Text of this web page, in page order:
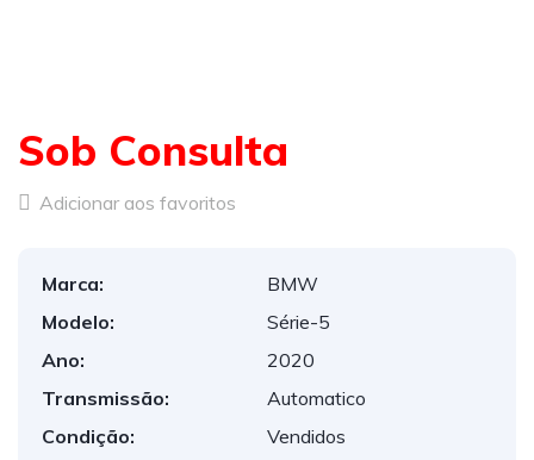
Sob Consulta
Adicionar aos favoritos
Marca:
BMW
Modelo:
Série-5
Ano:
2020
Transmissão:
Automatico
Condição:
Vendidos